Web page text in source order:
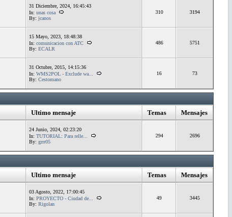
31 Diciembre, 2024, 16:45:43
In: unas cosa
By: jcanos
310 3194
15 Mayo, 2023, 18:48:38
In: comunicacion con ATC
By: ECALR
486 5751
31 Octubre, 2015, 14:15:36
In: WMS2POL - Exclude wa...
By: Cestomano
16 73
Ultimo mensaje Temas Mensajes
24 Junio, 2024, 02:23:20
In: TUTORIAL: Para relle...
By: grrr05
294 2696
Ultimo mensaje Temas Mensajes
03 Agosto, 2022, 17:00:45
In: PROYECTO - Ciudad de...
By: Rigolan
49 3445